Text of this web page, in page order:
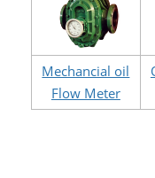
Mechancial oil
Flow Meter